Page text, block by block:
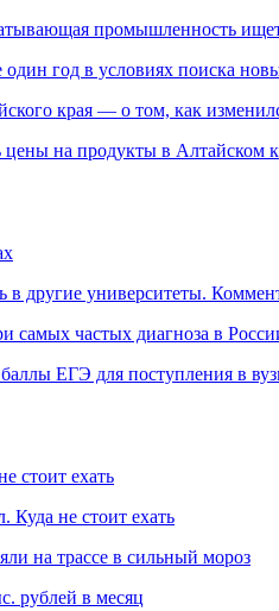
промышленность
год в условиях поиска
края — о том, как
на продукты в Алтайском
в другие университеты.
самых частых диагноза в
ЕГЭ для поступления в
стоит ехать
Куда не стоит ехать
на трассе в сильный мороз
рублей в месяц